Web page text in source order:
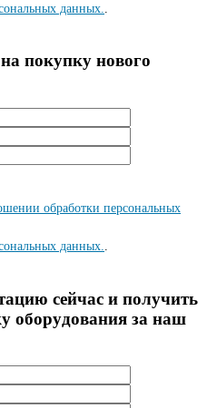
данных.
покупку нового
обработки персональных
данных.
сейчас и полyчить
оборyдования за наш